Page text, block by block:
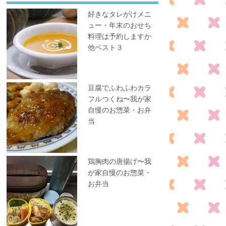
好きなタレがけメニ
ュー・年末のおせち
料理は予約しますか
他ベスト３
豆腐でふわふわカラ
フルつくね〜我が家
自慢のお惣菜・お弁
当
鶏胸肉の唐揚げ〜我
が家自慢のお惣菜・
お弁当